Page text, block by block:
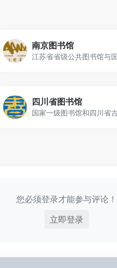
南京图书馆
四川省图书馆
您必须登录才能参与评论！
立即登录